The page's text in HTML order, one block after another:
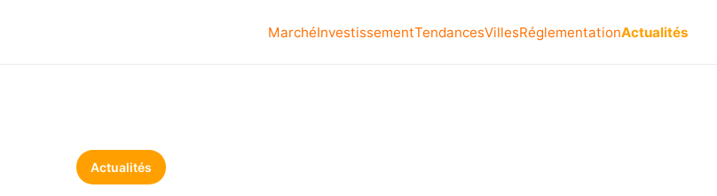
MarchéInvestissementTendancesVillesRéglementationActualités
Actualités